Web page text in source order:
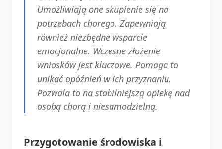
Umożliwiają one skupienie się na
potrzebach chorego. Zapewniają
również niezbędne wsparcie
emocjonalne. Wczesne złożenie
wniosków jest kluczowe. Pomaga to
unikać opóźnień w ich przyznaniu.
Pozwala to na stabilniejszą opiekę nad
osobą chorą i niesamodzielną.
Przygotowanie środowiska i